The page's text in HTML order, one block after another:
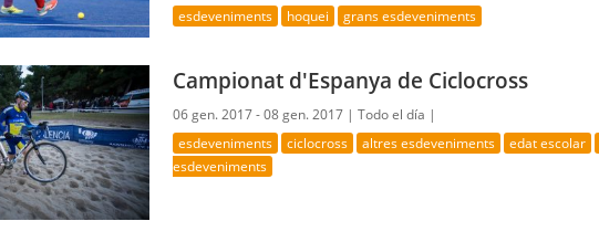
esdeveniments hoquei grans esdeveniments
Campionat d'Espanya de Ciclocross
06 gen. 2017 - 08 gen. 2017 |Todo el día |
esdeveniments ciclocross altres esdeveniments edat escolar
esdeveniments